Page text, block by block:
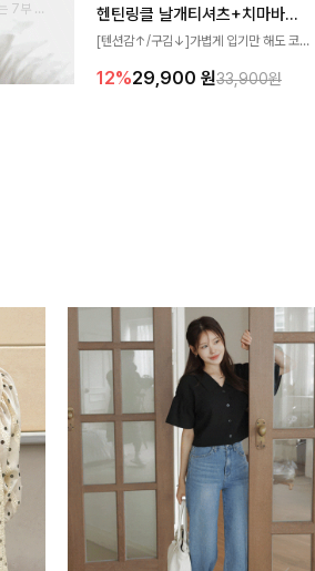
7부 블
출하
헨틴링클 날개티셔츠+치마바지SET
[텐션감↑/구김↓]가볍게 입기만 해도 코
게 퍼지는 프릴 날개 소매가 우아한 포인트
12%29,900 원33,900원